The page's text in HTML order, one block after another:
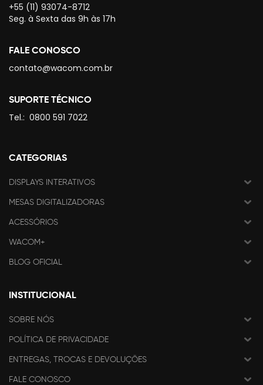
+55 (11) 93074-8712
Seg. à Sexta das 9h às 17h
FALE CONOSCO
contato@wacom.com.br
SUPORTE TÉCNICO
Tel.: 0800 591 7022
CATEGORIAS
DISPLAYS INTERATIVOS
MESAS DIGITALIZADORAS
ACESSÓRIOS
WACOM+
BLOG OFICIAL
INSTITUCIONAL
SOBRE NÓS
POLÍTICA DE PRIVACIDADE
ENTREGAS, TROCAS E DEVOLUÇÕES
FALE CONOSCO